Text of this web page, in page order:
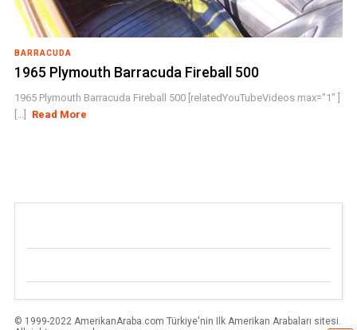
BARRACUDA
1965 Plymouth Barracuda Fireball 500
1965 Plymouth Barracuda Fireball 500 [relatedYouTubeVideos max="1" ]
[...]
Read More
© 1999-2022 AmerikanAraba.com Türkiye'nin Ilk Amerikan Arabaları sitesi.